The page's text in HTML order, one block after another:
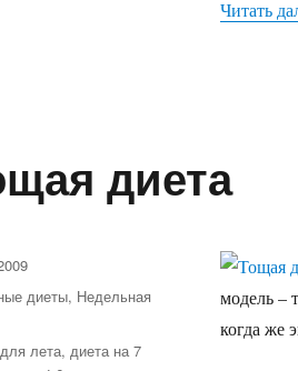
Читать
диета
модель –
когда же
диеты, Недельная
лета,диета на 7